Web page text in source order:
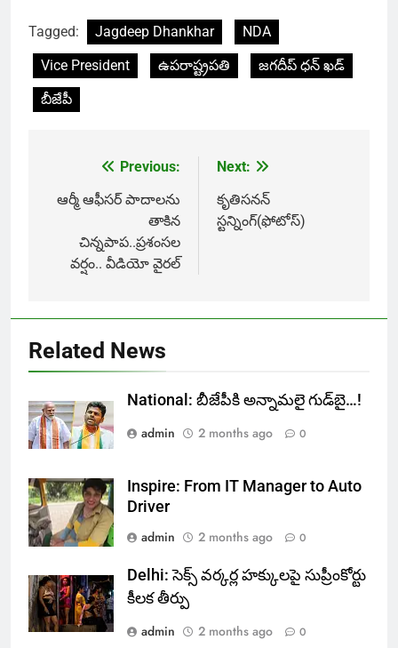
Tagged: Jagdeep Dhankhar
NDA
Vice President
ఉపరాష్ట్రపతి
జగదీప్ ధన్ ఖడ్
బీజేపీ
navigation
Previous:
ఆర్మీ ఆఫీసర్ పాదాలను
తాకిన
చిన్నపాప..ప్రశంసల
వర్షం.. వీడియో వైరల్
Next:
కృతిసనన్
స్టన్నింగ్(ఫోటోస్)
Related News
National: బీజేపీకి అన్నామలై గుడ్‌బై…!
admin
2 months ago 0
Inspire: From IT Manager to Auto
Driver
admin
2 months ago 0
Delhi: సెక్స్ వర్కర్ల హక్కులపై సుప్రీంకోర్టు
కీలక తీర్పు
admin
2 months ago 0